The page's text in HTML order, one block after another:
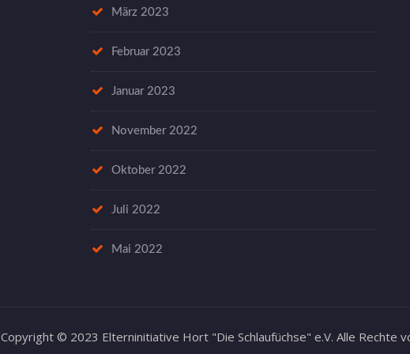
März 2023
Februar 2023
Januar 2023
November 2022
Oktober 2022
Juli 2022
Mai 2022
Copyright © 2023 Elterninitiative Hort "Die Schlaufüchse" e.V. Alle Rechte